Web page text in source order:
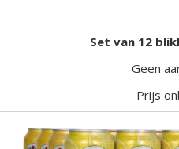
Set van 12
Geen
Prijs